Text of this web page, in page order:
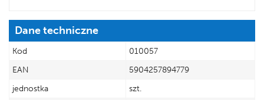
Dane techniczne
Kod
010057
EAN
5904257894779
jednostka
szt.